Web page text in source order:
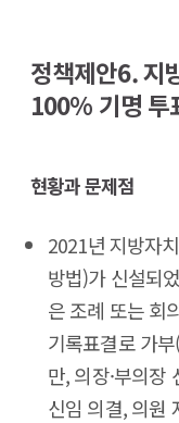
정책제안6. 지
100% 기명 투
현황과 문제점
2021년 지방자
방법)가 신설되
은 조례 또는 회
기록표결로 가
만, 의장·부의장
신임 의결, 의원